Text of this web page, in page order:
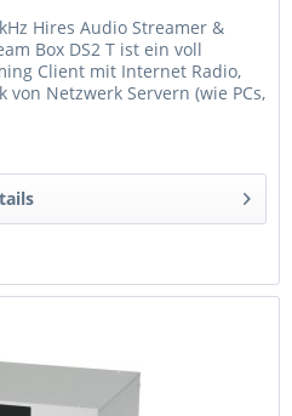
Hires Audio Streamer &
Box DS2 T ist ein voll
Client mit Internet Radio,
Netzwerk Servern (wie PCs,